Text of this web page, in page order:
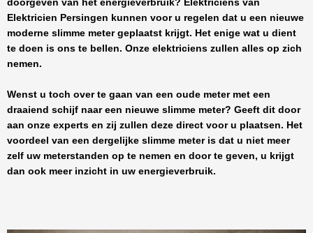
doorgeven van het energieverbruik? Elektriciens van
Elektricien Persingen kunnen voor u regelen dat u een nieuwe
moderne slimme meter geplaatst krijgt. Het enige wat u dient
te doen is ons te bellen. Onze elektriciens zullen alles op zich
nemen.
Wenst u toch over te gaan van een oude meter met een
draaiend schijf naar een nieuwe slimme meter? Geeft dit door
aan onze experts en zij zullen deze direct voor u plaatsen. Het
voordeel van een dergelijke slimme meter is dat u niet meer
zelf uw meterstanden op te nemen en door te geven, u krijgt
dan ook meer inzicht in uw energieverbruik.